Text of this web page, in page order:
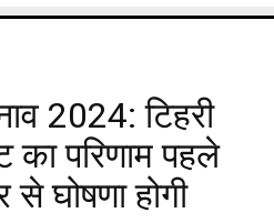
2024: टिहरी
का परिणाम पहले
घोषणा होगी